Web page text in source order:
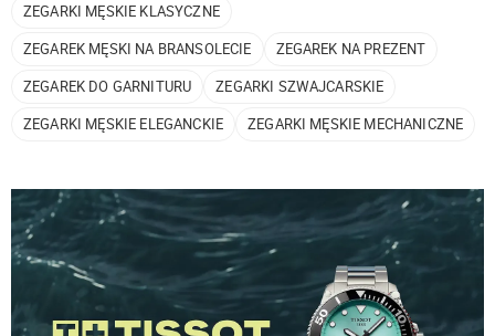
ZEGARKI MĘSKIE KLASYCZNE
ZEGAREK MĘSKI NA BRANSOLECIE
ZEGAREK NA PREZENT
ZEGAREK DO GARNITURU
ZEGARKI SZWAJCARSKIE
ZEGARKI MĘSKIE ELEGANCKIE
ZEGARKI MĘSKIE MECHANICZNE